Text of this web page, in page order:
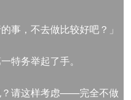
事，不去做比较好吧？」
特务举起了手。
？请这样考虑——完全不做